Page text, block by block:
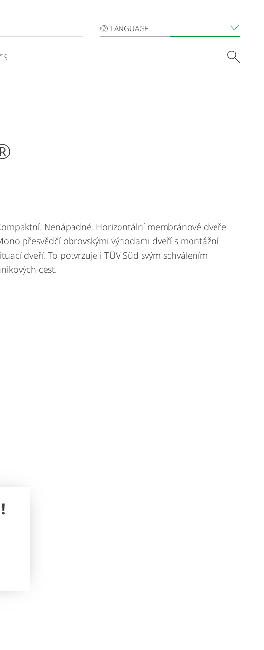
LANGUAGE
Nenápadné. Horizontální membránové dveře
přesvědčí obrovskými výhodami dveří s montážní
dveří. To potvrzuje i TÜV Süd svým schválením
cest.